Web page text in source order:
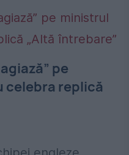
pe
celebra replică